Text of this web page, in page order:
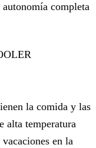
completa
la comida y las
alta temperatura
en la